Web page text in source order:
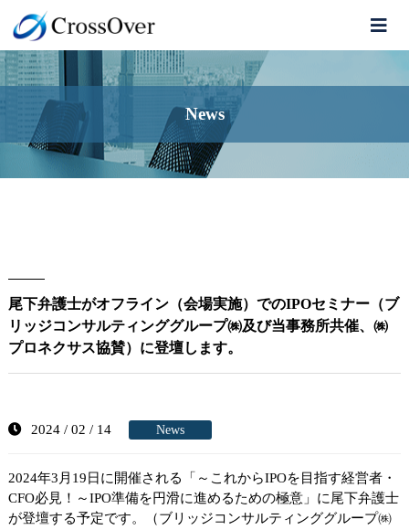
News
尾下弁護士がオフライン（会場実施）でのIPOセミナー（ブ
リッジコンサルティンググループ㈱及び当事務所共催、㈱
プロネクサス協賛）に登壇します。
2024 / 02 / 14 News
2024年3月19日に開催される「～これからIPOを目指す経営者・
CFO必見！～IPO準備を円滑に進めるための極意」に尾下弁護士
が登壇する予定です。（ブリッジコンサルティンググループ㈱